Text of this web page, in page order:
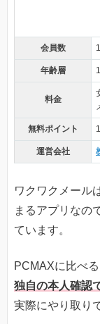
会員数
年齢層
料金
無料ポイント
運営会社
ワクワクメール
まるアプリなの
ています。
PCMAXに比べ
独自の本人確認
実際にやり取り